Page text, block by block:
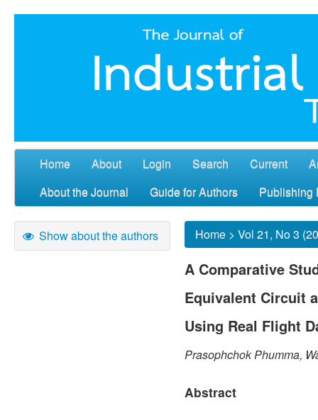
Home About Login Search Current
About the Journal
Guide for Authors Publishing
Show about the authors Home > Vol 21, No 3
A Comparative
Equivalent Circuit
Using Real Flight
Prasophchok Phumma,
Abstract